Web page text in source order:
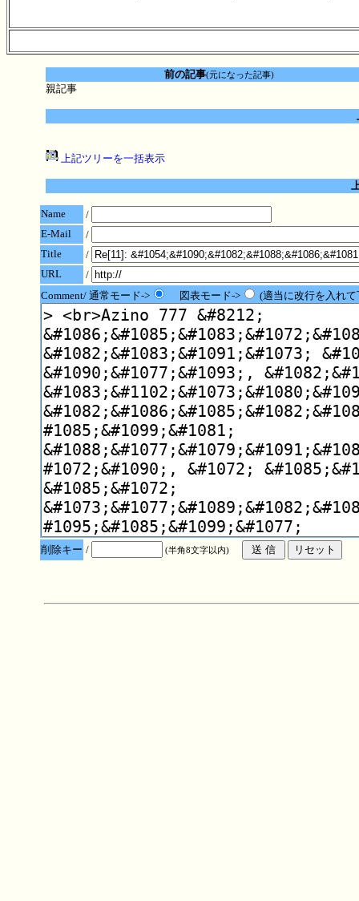
前の記事(元になった記事)
親記事
上記ツリーを一括表示
Name
/
E-Mail
/
Title
/
URL
/
Comment/ 通常モード->
図表モード-> (適当に改行を入れて
削除キー / (半角8文字以内)